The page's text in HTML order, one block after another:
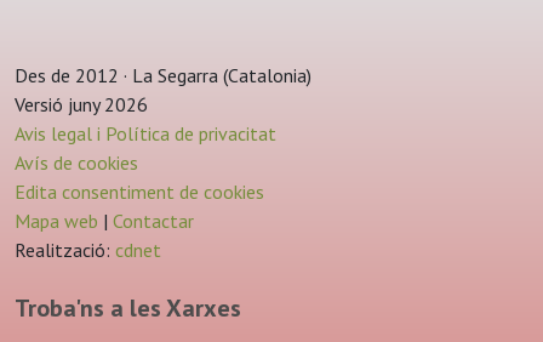
Des de 2012 · La Segarra (Catalonia)
Versió juny 2026
Avis legal i Política de privacitat
Avís de cookies
Edita consentiment de cookies
Mapa web | Contactar
Realització: cdnet
Troba'ns a les Xarxes